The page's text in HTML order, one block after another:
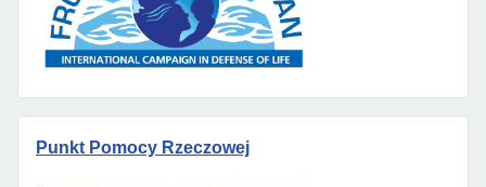
Punkt Pomocy Rzeczowej